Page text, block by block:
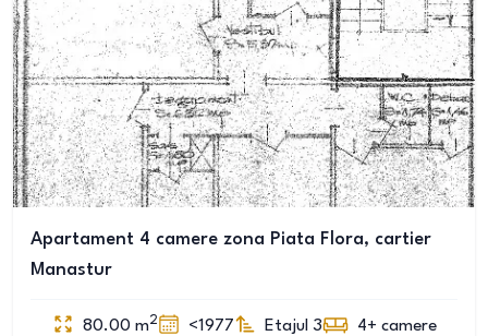
Apartament 4 camere zona Piata Flora, cartier
Manastur
80.00 m2 <1977 Etajul 3 4+ camere